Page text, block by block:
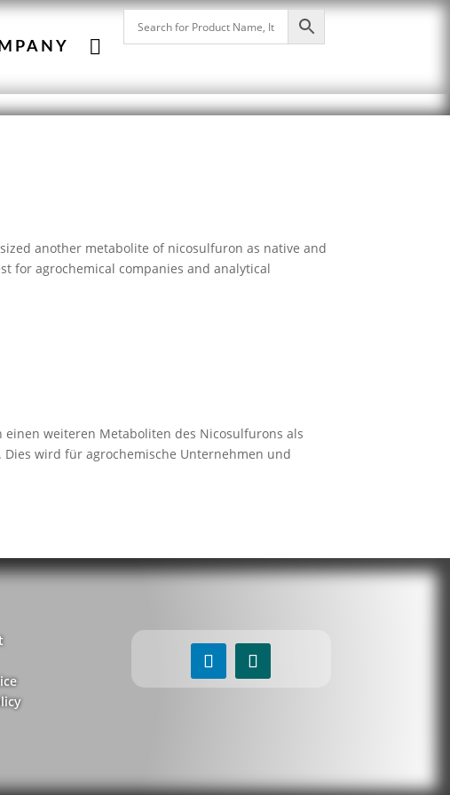

another metabolite of nicosulfuron as native and
for agrochemical companies and analytical
weiteren Metaboliten des Nicosulfurons als
wird für agrochemische Unternehmen und